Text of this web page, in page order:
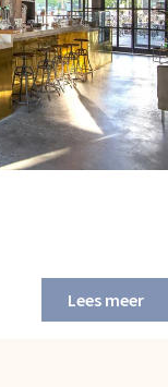
Lees meer